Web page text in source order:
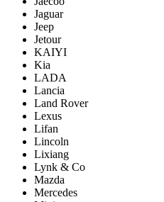
Jaguar
Jeep
Jetour
KAIYI
Kia
LADA
Lancia
Land Rover
Lexus
Lifan
Lincoln
Lixiang
Lynk & Co
Mazda
Mercedes